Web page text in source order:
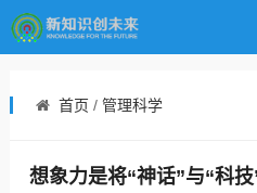
首页 / 管理科学
想象力是将“神话”与“科